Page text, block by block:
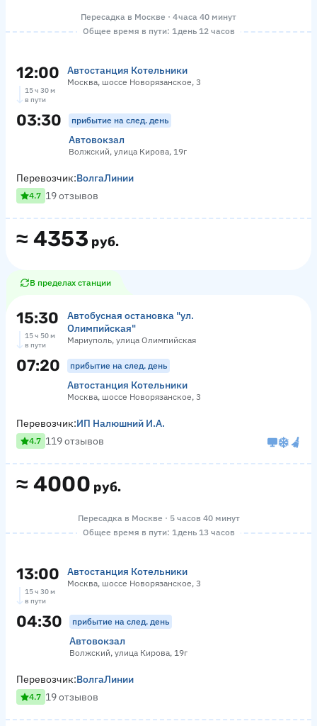
Пересадка в Москве · 4 часа 40 минут
Общее время в пути: 1 день 12 часов
12:00 Автостанция Котельники
Москва, шоссе Новорязанское, 3
15 ч 30 м
в пути
03:30 прибытие на след. день
Автовокзал
Волжский, улица Кирова, 19г
≈ 4353 руб.
Перевозчик:ВолгаЛинии
4.7 19 отзывов
В пределах станции
15:30
Автобусная остановка "ул.
Олимпийская"
Мариуполь, улица Олимпийская
15 ч 50 м
в пути
07:20 прибытие на след. день
Автостанция Котельники
Москва, шоссе Новорязанское, 3
≈ 4000 руб.
Перевозчик:ИП Налюшний И.А.
4.7 119 отзывов
Пересадка в Москве · 5 часов 40 минут
Общее время в пути: 1 день 13 часов
13:00 Автостанция Котельники
Москва, шоссе Новорязанское, 3
15 ч 30 м
в пути
04:30 прибытие на след. день
Автовокзал
Волжский, улица Кирова, 19г
Перевозчик:ВолгаЛинии
4.7 19 отзывов